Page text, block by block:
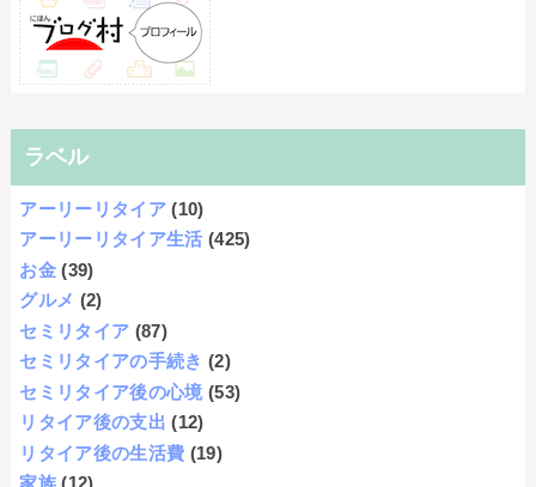
ラベル
アーリーリタイア (10)
アーリーリタイア生活 (425)
お金 (39)
グルメ (2)
セミリタイア (87)
セミリタイアの手続き (2)
セミリタイア後の心境 (53)
リタイア後の支出 (12)
リタイア後の生活費 (19)